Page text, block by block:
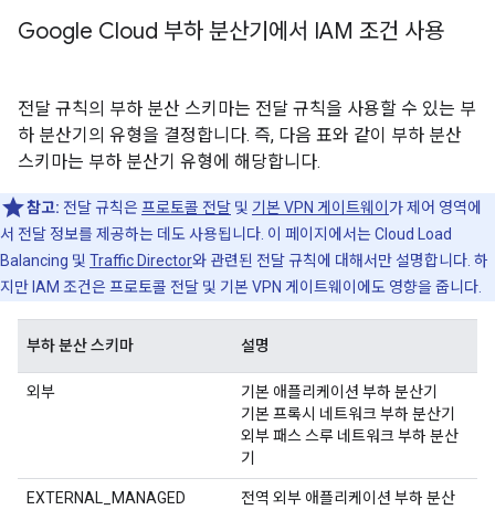
Google Cloud 부하 분산기에서 IAM 조건 사용
전달 규칙의 부하 분산 스키마는 전달 규칙을 사용할 수 있는 부
하 분산기의 유형을 결정합니다. 즉, 다음 표와 같이 부하 분산
스키마는 부하 분산기 유형에 해당합니다.
참고: 전달 규칙은프로토콜 전달 및 기본 VPN 게이트웨이 가 제어 영역에
서 전달 정보를 제공하는 데도 사용됩니다. 이 페이지에서는 Cloud Load
Balancing 및 Traffic Director와 관련된 전달 규칙에 대해서만 설명합니다. 하
지만 IAM 조건은 프로토콜 전달 및 기본 VPN 게이트웨이에도 영향을 줍니다.
부하 분산 스키마 설명
외부
기본 애플리케이션 부하 분산기
기본 프록시 네트워크 부하 분산기
외부 패스 스루 네트워크 부하 분산
기
EXTERNAL_MANAGED
전역 외부 애플리케이션 부하 분산